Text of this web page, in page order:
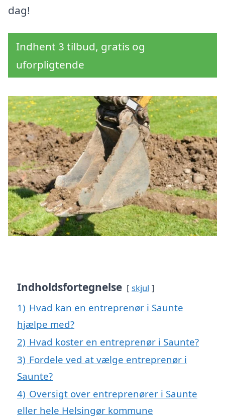
dag!
Indhent 3 tilbud, gratis og
uforpligtende
Indholdsfortegnelse skjul
1) Hvad kan en entreprenør i Saunte
hjælpe med?
2) Hvad koster en entreprenør i Saunte?
3) Fordele ved at vælge entreprenør i
Saunte?
4) Oversigt over entreprenører i Saunte
eller hele Helsingør kommune